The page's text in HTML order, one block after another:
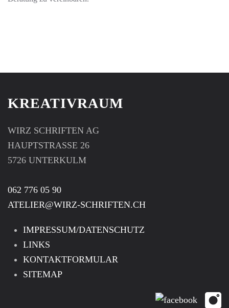
KREATIVRAUM
WIRZ SCHRIFTEN AG
HAUPTSTRASSE 26
5726 UNTERKULM
062 776 05 90
ATELIER@WIRZ-SCHRIFTEN.CH
IMPRESSUM/DATENSCHUTZ
LINKS
KONTAKTFORMULAR
SITEMAP